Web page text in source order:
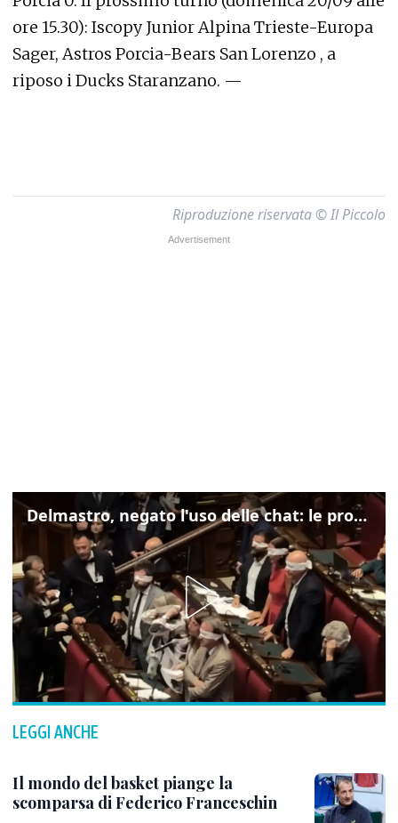
ore 15.30): Iscopy Junior Alpina Trieste-Europa
Sager, Astros Porcia-Bears San Lorenzo , a
riposo i Ducks Staranzano. —
Riproduzione riservata © Il Piccolo
Delmastro, negato l'uso delle chat: le proteste di Avs e M5s
LEGGI ANCHE
Il mondo del basket piange la
scomparsa di Federico Franceschin